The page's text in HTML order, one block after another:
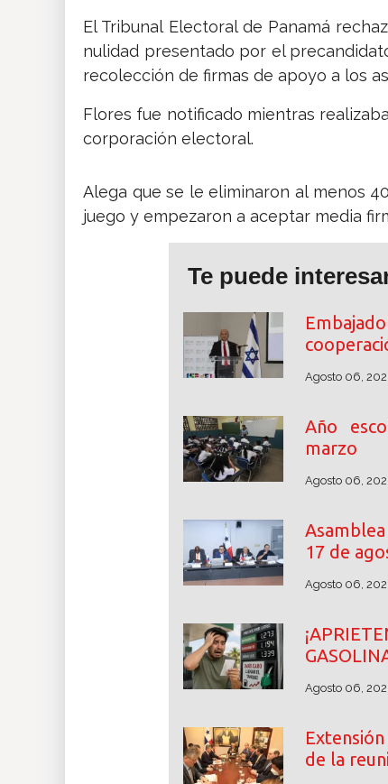
El Tribunal Electoral de Panamá
nulidad presentado por el
recolección de firmas de apoyo a los
Flores fue notificado mientras
corporación electoral.
Alega que se le eliminaron al menos
juego y empezaron a aceptar media
Te puede
Agosto 06,
Año
marzo
Agosto 06,
17 de
Agosto 06,
Agosto 06,
de la